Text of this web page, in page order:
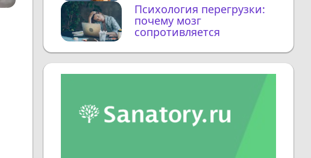
Психология перегрузки:
почему мозг
сопротивляется